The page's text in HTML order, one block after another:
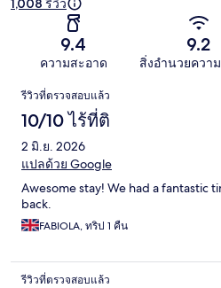
1,008 รีวิว
9.4
ความสะอาด
9.2
สิ่งอำนวยควา
รีวิว
รีวิวที่ตรวจสอบแล้ว
10/10 ไร้ที่ติ
2 มิ.ย. 2026
แปลด้วย Google
Awesome stay! We had a fantastic
back.
FABIOLA, ทริป 1 คืน
รีวิวที่ตรวจสอบแล้ว